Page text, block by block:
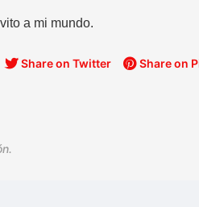
a mi mundo.
Share on Twitter Share on